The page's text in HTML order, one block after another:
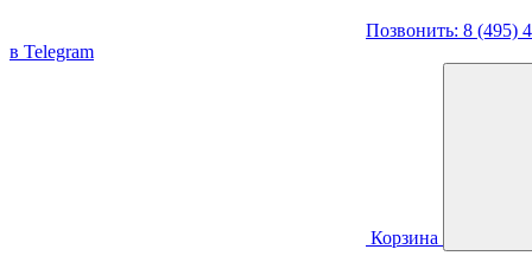
Позвонить: 8 (495)
в Telegram
Корзина